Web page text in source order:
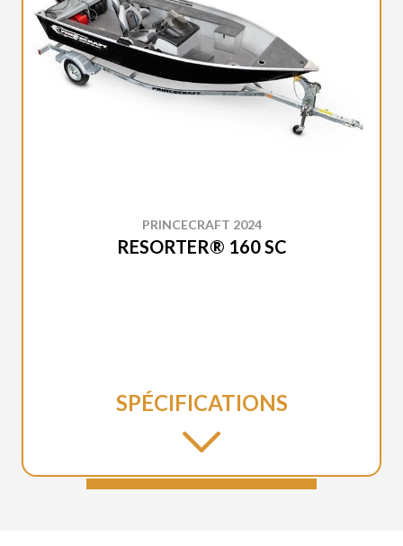
PRINCECRAFT 2024
RESORTER® 160 SC
SPÉCIFICATIONS